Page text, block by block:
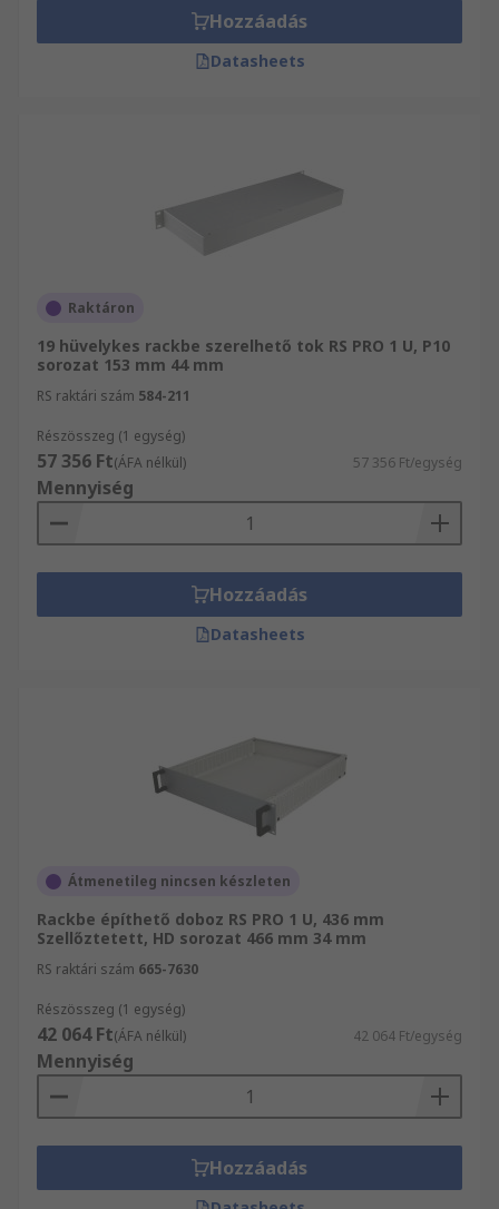
Hozzáadás
Datasheets
Raktáron
19 hüvelykes rackbe szerelhető tok RS PRO 1 U, P10
sorozat 153 mm 44 mm
RS raktári szám 584-211
Részösszeg (1 egység)
57 356 Ft(ÁFA nélkül) 57 356 Ft/egység
Mennyiség
Hozzáadás
Datasheets
Átmenetileg nincsen készleten
Rackbe építhető doboz RS PRO 1 U, 436 mm
Szellőztetett, HD sorozat 466 mm 34 mm
RS raktári szám 665-7630
Részösszeg (1 egység)
42 064 Ft(ÁFA nélkül) 42 064 Ft/egység
Mennyiség
Hozzáadás